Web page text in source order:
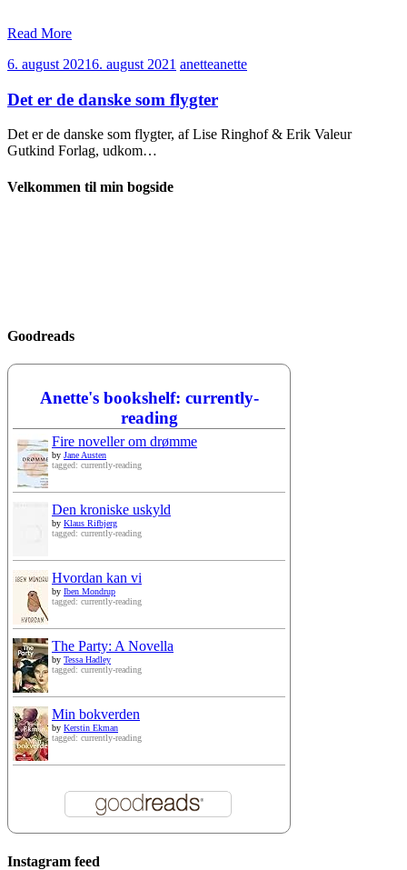
Read More
6. august 20216. august 2021 anetteanette
Det er de danske som flygter
Det er de danske som flygter, af Lise Ringhof & Erik Valeur
Gutkind Forlag, udkom…
Velkommen til min bogside
Goodreads
Anette's bookshelf: currently-
reading
Fire noveller om drømme
by Jane Austen
tagged: currently-reading
Den kroniske uskyld
by Klaus Rifbjerg
tagged: currently-reading
Hvordan kan vi
by Iben Mondrup
tagged: currently-reading
The Party: A Novella
by Tessa Hadley
tagged: currently-reading
Min bokverden
by Kerstin Ekman
tagged: currently-reading
Instagram feed